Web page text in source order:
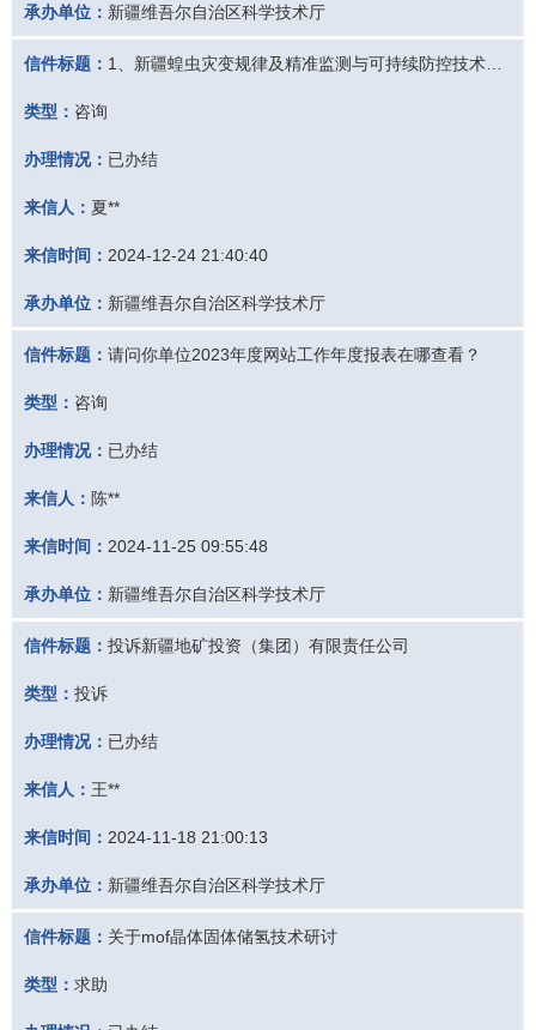
承办单位： 新疆维吾尔自治区科学技术厅
信件标题：
类型： 咨询
办理情况： 已办结
来信人： 夏**
来信时间： 2024-12-24 21:40:40
承办单位： 新疆维吾尔自治区科学技术厅
信件标题： 请问你单位2023年度网站工作年度报表在哪查看？
类型： 咨询
办理情况： 已办结
来信人： 陈**
来信时间： 2024-11-25 09:55:48
承办单位： 新疆维吾尔自治区科学技术厅
信件标题： 投诉新疆地矿投资（集团）有限责任公司
类型： 投诉
办理情况： 已办结
来信人： 王**
来信时间： 2024-11-18 21:00:13
承办单位： 新疆维吾尔自治区科学技术厅
信件标题： 关于mof晶体固体储氢技术研讨
类型： 求助